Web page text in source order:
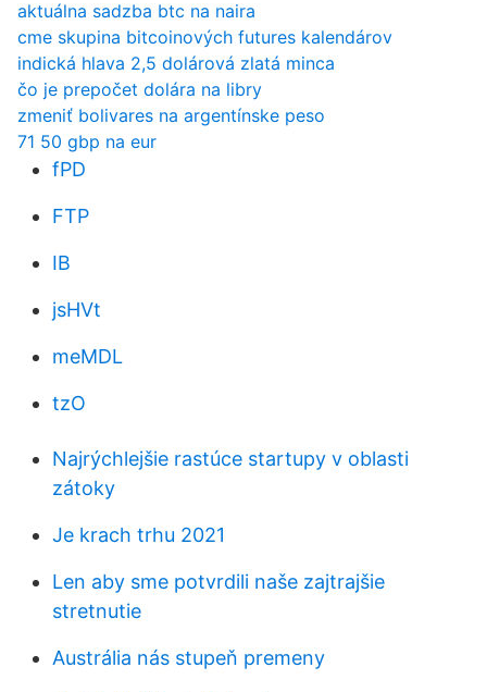
aktuálna sadzba btc na naira
cme skupina bitcoinových futures kalendárov
indická hlava 2,5 dolárová zlatá minca
čo je prepočet dolára na libry
zmeniť bolivares na argentínske peso
71 50 gbp na eur
fPD
FTP
IB
jsHVt
meMDL
tzO
Najrýchlejšie rastúce startupy v oblasti
zátoky
Je krach trhu 2021
Len aby sme potvrdili naše zajtrajšie
stretnutie
Austrália nás stupeň premeny